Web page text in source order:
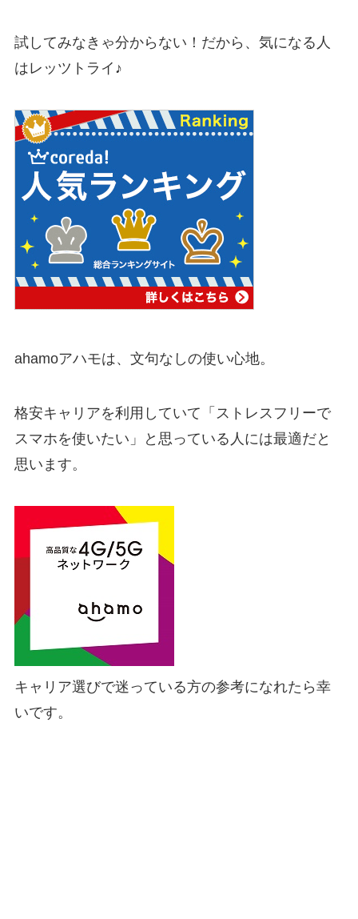
試してみなきゃ分からない！だから、気になる人
はレッツトライ♪
ahamoアハモは、文句なしの使い心地。
格安キャリアを利用していて「ストレスフリーで
スマホを使いたい」と思っている人には最適だと
思います。
キャリア選びで迷っている方の参考になれたら幸
いです。